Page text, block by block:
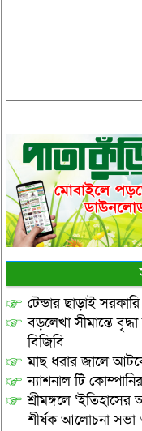
টেন্ডার ছাড়াই
বড়লেখা সীমান্তে
বিজিবি
মাছ ধরার জালে
ন্যাশনাল টি
শ্রীমঙ্গলে ‘ইতিহাসের
শীর্ষক আলোচনা